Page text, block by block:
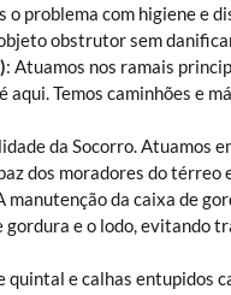
o problema com higiene e
obstrutor sem
: Atuamos nos ramais
Temos caminhões e
da Socorro. Atuamos
dos moradores do térreo
manutenção da caixa de
e o lodo, evitando
quintal e calhas entupidos